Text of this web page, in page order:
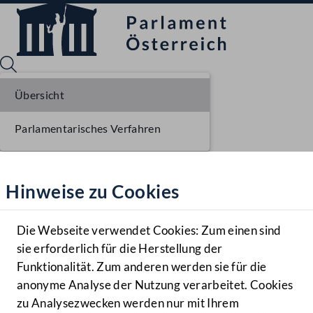
Hilfe
Benutzer
Navigationsmenü öffnen
MENÜ
Hinweise zu Cookies
Die Webseite verwendet Cookies: Zum einen sind
sie erforderlich für die Herstellung der
Funktionalität. Zum anderen werden sie für die
anonyme Analyse der Nutzung verarbeitet. Cookies
zu Analysezwecken werden nur mit Ihrem
Übersicht
Parlamentarisches Verfahren